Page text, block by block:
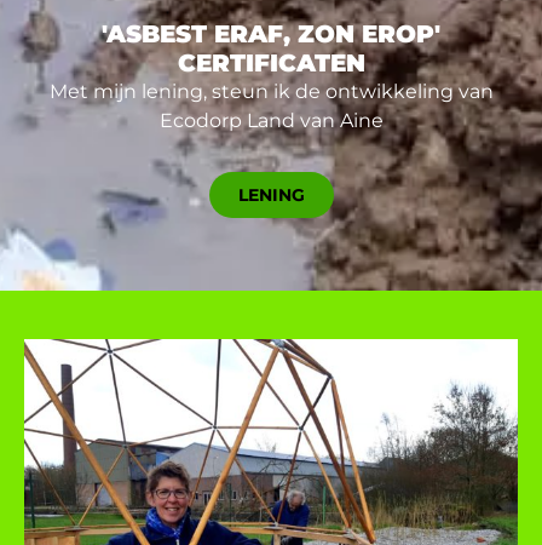
'ASBEST ERAF, ZON EROP'
CERTIFICATEN
Met mijn lening, steun ik de ontwikkeling van
Ecodorp Land van Aine
LENING